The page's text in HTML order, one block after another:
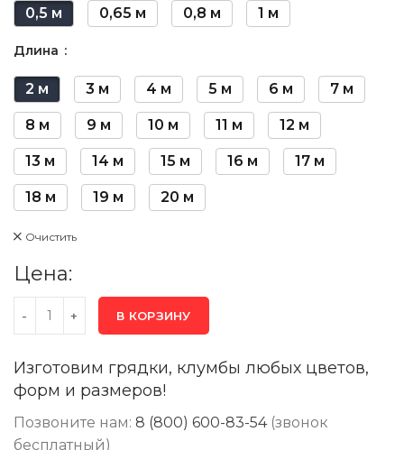
0,5 м 0,65 м 0,8 м 1 м
Длина
2 м 3 м 4 м 5 м 6 м 7 м
8 м 9 м 10 м 11 м 12 м
13 м 14 м 15 м 16 м 17 м
18 м 19 м 20 м
Очистить
Цена:
В КОРЗИНУ
Изготовим грядки, клумбы любых цветов,
форм и размеров!
Позвоните нам: 8 (800) 600-83-54(звонок
бесплатный)